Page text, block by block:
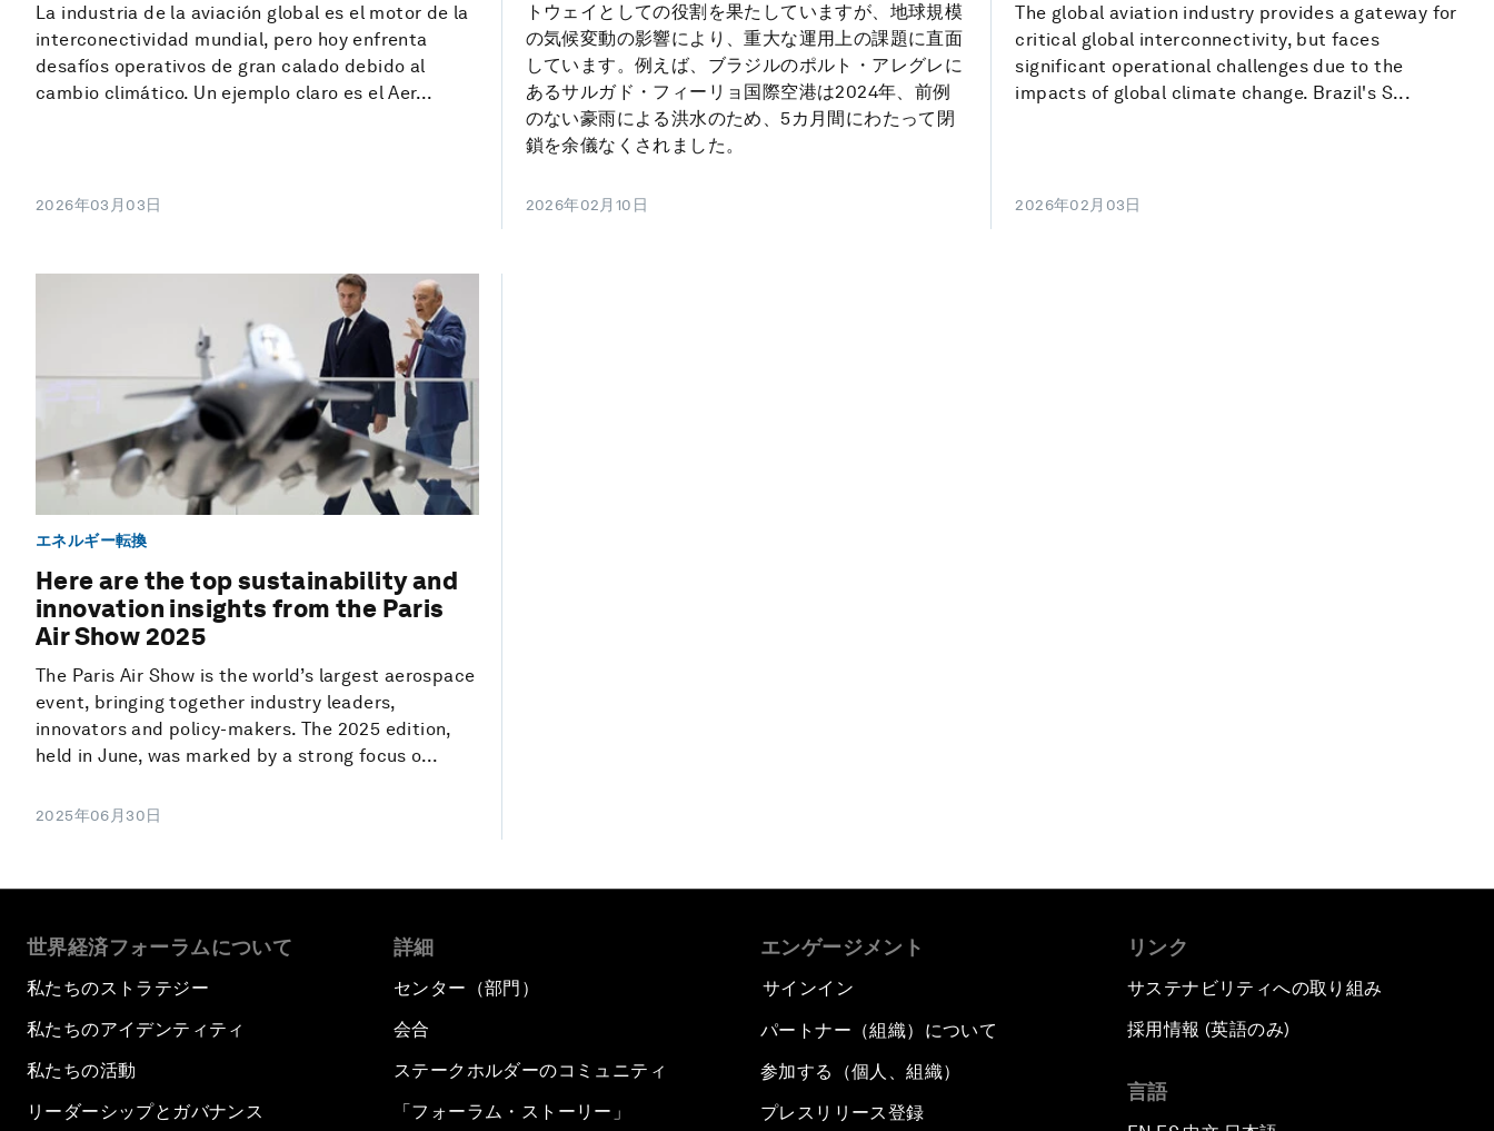
La industria de la aviación global es el motor de la
interconectividad mundial, pero hoy enfrenta
desafíos operativos de gran calado debido al
cambio climático. Un ejemplo claro es el Aer...
2026年03月03日
トウェイとしての役割を果たしていますが、地球規模
の気候変動の影響により、重大な運用上の課題に直面
しています。例えば、ブラジルのポルト・アレグレに
あるサルガド・フィーリョ国際空港は2024年、前例
のない豪雨による洪水のため、5カ月間にわたって閉
鎖を余儀なくされました。
2026年02月10日
The global aviation industry provides a gateway for
critical global interconnectivity, but faces
significant operational challenges due to the
impacts of global climate change. Brazil's S...
2026年02月03日
エネルギー転換
Here are the top sustainability and
innovation insights from the Paris
Air Show 2025
The Paris Air Show is the world’s largest aerospace
event, bringing together industry leaders,
innovators and policy-makers. The 2025 edition,
held in June, was marked by a strong focus o...
2025年06月30日
世界経済フォーラムについて
私たちのストラテジー
私たちのアイデンティティ
私たちの活動
リーダーシップとガバナンス
詳細
センター（部門）
会合
ステークホルダーのコミュニティ
「フォーラム・ストーリー」
エンゲージメント
サインイン
パートナー（組織）について
参加する（個人、組織）
プレスリリース登録
リンク
サステナビリティへの取り組み
採用情報 (英語のみ)
言語